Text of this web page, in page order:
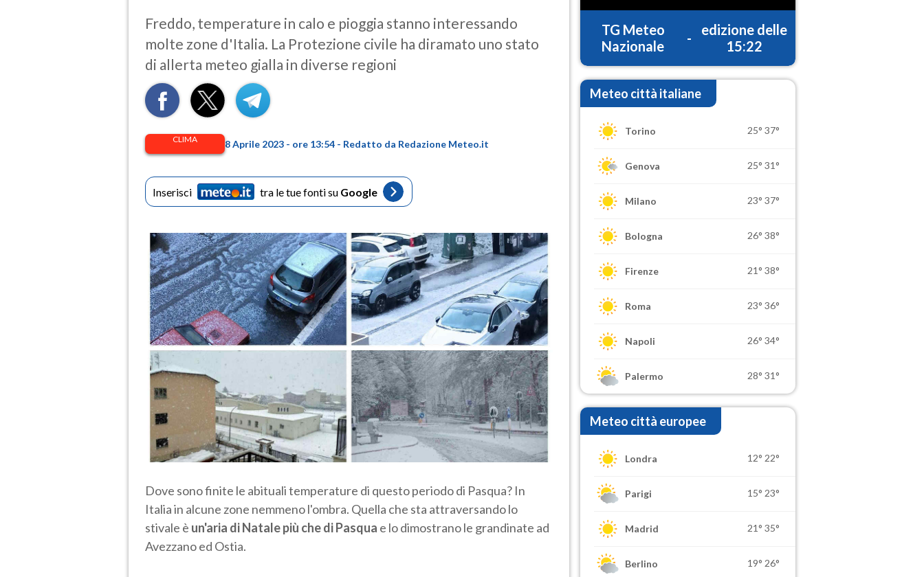
Freddo, temperature in calo e pioggia stanno interessando
molte zone d'Italia. La Protezione civile ha diramato uno stato
di allerta meteo gialla in diverse regioni
CLIMA 8 Aprile 2023 - ore 13:54 - Redatto da Redazione Meteo.it
Inserisci tra le tue fonti su Google
Dove sono finite le abituali temperature di questo periodo di Pasqua? In
Italia in alcune zone nemmeno l'ombra. Quella che sta attraversando lo
stivale è un'aria di Natale più che di Pasqua e lo dimostrano le grandinate ad
Avezzano ed Ostia.
TG Meteo
Nazionale
-
edizione delle
15:22
Meteo città italiane
Torino 25° 37°
Genova 25° 31°
Milano 23° 37°
Bologna 26° 38°
Firenze 21° 38°
Roma 23° 36°
Napoli 26° 34°
Palermo 28° 31°
Meteo città europee
Londra 12° 22°
Parigi 15° 23°
Madrid 21° 35°
Berlino 19° 26°